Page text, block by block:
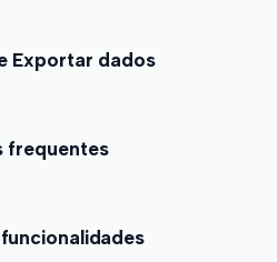
Exportar dados
frequentes